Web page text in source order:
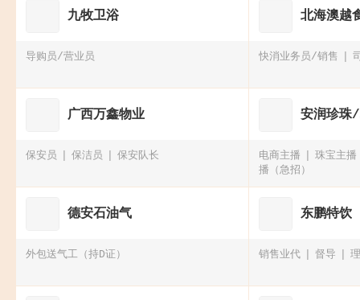
九牧卫浴
导购员/营业员
北海澳越
快消业务员/销售
广西万鑫物业
保安员 保洁员 保安队长
安润珍珠
电商主播
珠宝主播
播（急招）
德安石油气
外包送气工（持D证）
东鹏特饮
销售业代 督导